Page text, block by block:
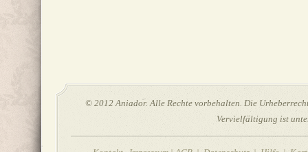
© 2012 Aniador. Alle Rechte vorbehalten. Die
Vervielfältigung ist